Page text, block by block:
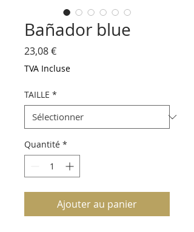
Bañador blue
23,08 €Prix
TVA Incluse
TAILLE *
Quantité *
Ajouter au panier